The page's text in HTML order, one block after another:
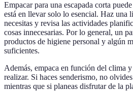
Empacar para una escapada corta
está en llevar solo lo esencial. Haz una
necesitas y revisa las actividades
cosas innecesarias. Por lo general, un
productos de higiene personal y algún
suficientes.
Además, empaca en función del clima
realizar. Si haces senderismo, no
mientras que si planeas disfrutar de la